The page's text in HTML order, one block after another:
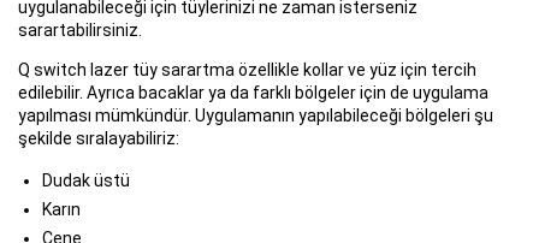
uygulanabileceği için tüylerinizi ne zaman isterseniz
sarartabilirsiniz.
Q switch lazer tüy sarartma özellikle kollar ve yüz için tercih
edilebilir. Ayrıca bacaklar ya da farklı bölgeler için de uygulama
yapılması mümkündür. Uygulamanın yapılabileceği bölgeleri şu
şekilde sıralayabiliriz:
Dudak üstü
Karın
Çene